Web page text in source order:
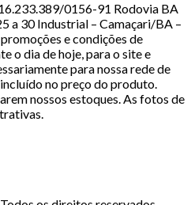
0156-91 Rodovia BA
a 30 Industrial – Camaçari/BA –
e condições de
o dia de hoje, para o site e
para nossa rede de
no preço do produto.
nossos estoques. As fotos de